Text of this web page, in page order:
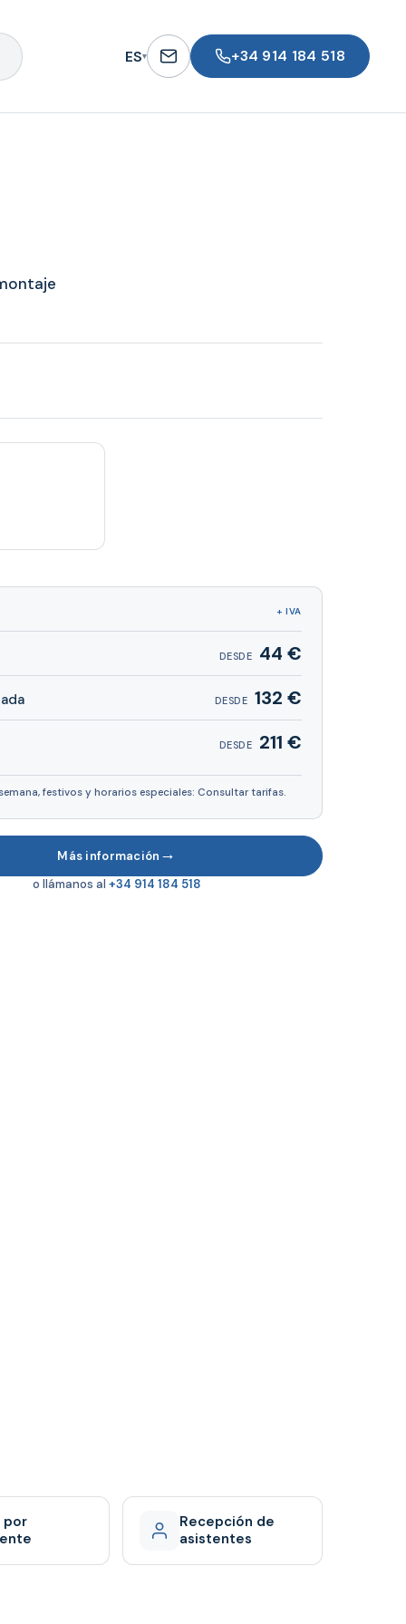
ES▾ +34 914 184 518
+ IVA
DESDE 44 €
DESDE 132 €
DESDE 211 €
festivos y horarios especiales: Consultar tarifas.
Más información →
o llámanos al+34 914 184 518
por
Recepción de
asistentes